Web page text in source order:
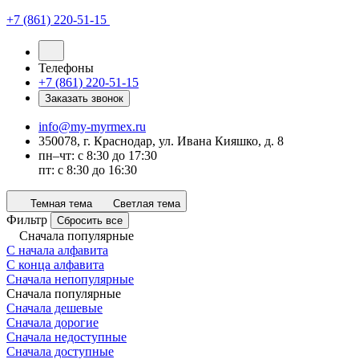
+7 (861) 220-51-15
Телефоны
+7 (861) 220-51-15
Заказать звонок
info@my-myrmex.ru
350078, г. Краснодар, ул. Ивана Кияшко, д. 8
пн–чт: с 8:30 до 17:30
пт: с 8:30 до 16:30
Темная тема Светлая тема
Фильтр Сбросить все
Сначала популярные
С начала алфавита
С конца алфавита
Сначала непопулярные
Сначала популярные
Сначала дешевые
Сначала дорогие
Сначала недоступные
Сначала доступные